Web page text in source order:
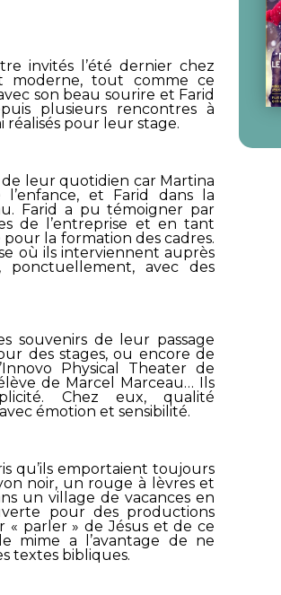
invités l’été dernier chez
moderne, tout comme ce
son beau sourire et Farid
plusieurs rencontres à
réalisés pour leur stage.
de leur quotidien car Martina
et Farid dans la
Farid a pu témoigner par
de l’entreprise et en tant
la formation des cadres.
où ils interviennent auprès
avec des
souvenirs de leur passage
des stages, ou encore de
Innovo Physical Theater de
de Marcel Marceau… Ils
Chez eux, qualité
émotion et sensibilité.
qu’ils emportaient toujours
noir, un rouge à lèvres et
un village de vacances en
pour des productions
« parler » de Jésus et de ce
mime a l’avantage de ne
textes bibliques.